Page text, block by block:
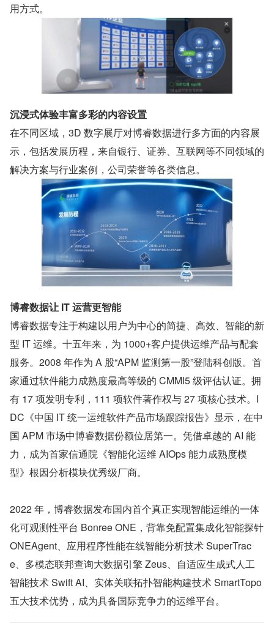
用方式。
沉浸式体验丰富多彩的内容设置
在不同区域，3D 数字展厅对博睿数据进行多方面的内容展
示，包括发展历程，来自银行、证券、互联网等不同领域的
解决方案与行业案例，公司荣誉等各类信息。
博睿数据让 IT 运营更智能
博睿数据专注于构建以用户为中心的简捷、高效、智能的新
型 IT 运维。十五年来，为 1000+客户提供运维产品与配套
服务。2008 年作为 A 股“APM 监测第一股”登陆科创版。首
家通过软件能力成熟度最高等级的 CMMI5 级评估认证。拥
有 17 项发明专利，111 项软件著作权与 27 项核心技术。I
DC《中国 IT 统一运维软件产品市场跟踪报告》显示，在中
国 APM 市场中博睿数据份额位居第一。凭借卓越的 AI 能
力，成为首家信通院《智能化运维 AIOps 能力成熟度模
型》根因分析模块优秀级厂商。
2022 年，博睿数据发布国内首个真正实现智能运维的一体
化可观测性平台 Bonree ONE，背靠免配置集成化智能探针
ONEAgent、应用程序性能在线智能分析技术 SuperTrac
e、多模态联邦查询大数据引擎 Zeus、自适应生成式人工
智能技术 Swift AI、实体关联拓扑智能构建技术 SmartTopo
五大技术优势，成为具备国际竞争力的运维平台。